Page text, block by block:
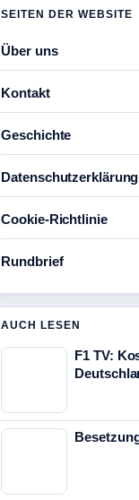
SEITEN DER WEBSITE
Über uns
Kontakt
Geschichte
Datenschutzerklärung
Cookie-Richtlinie
Rundbrief
AUCH LESEN
F1 TV: